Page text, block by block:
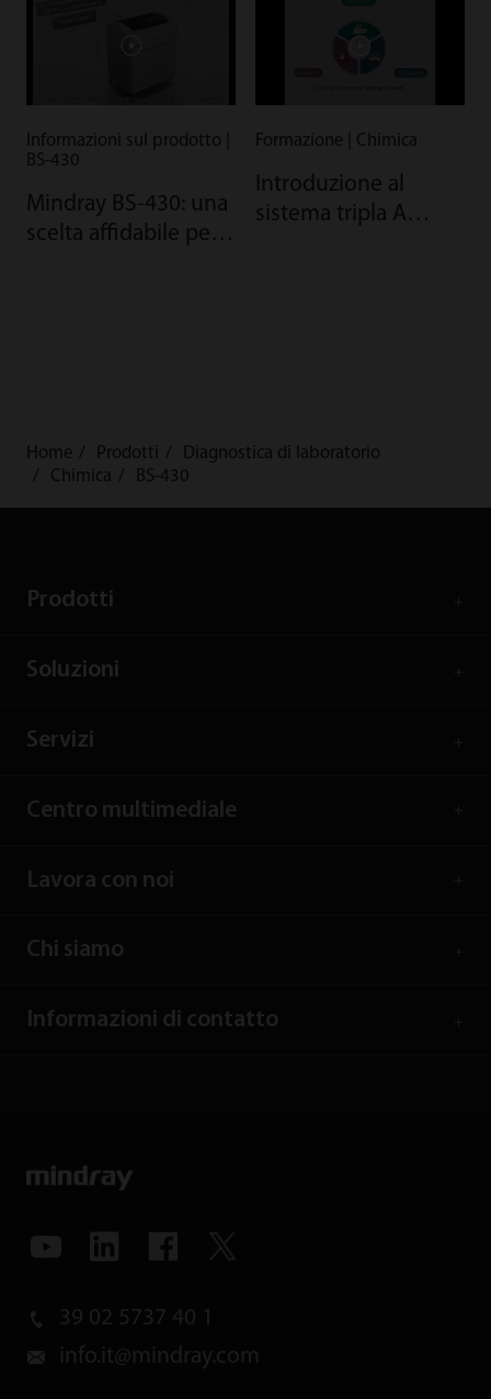
Informazioni sul prodotto |
BS-430
Mindray BS-430: una
scelta affidabile per i
Formazione | Chimica
Introduzione al
sistema tripla A
Home Prodotti
Diagnostica di laboratorio
Chimica
BS-430
Prodotti
Soluzioni
Servizi
Centro multimediale
Lavora con noi
Chi siamo
Informazioni di contatto
39 02 5737 40 1
info.it@mindray.com